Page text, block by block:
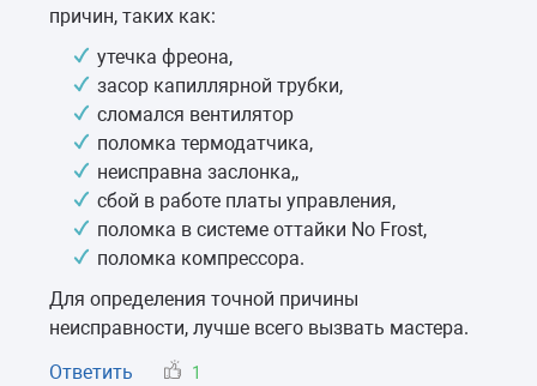
причин, таких как:
утечка фреона,
засор капиллярной трубки,
сломался вентилятор
поломка термодатчика,
неисправна заслонка,,
сбой в работе платы управления,
поломка в системе оттайки No Frost,
поломка компрессора.
Для определения точной причины
неисправности, лучше всего вызвать мастера.
Ответить
1